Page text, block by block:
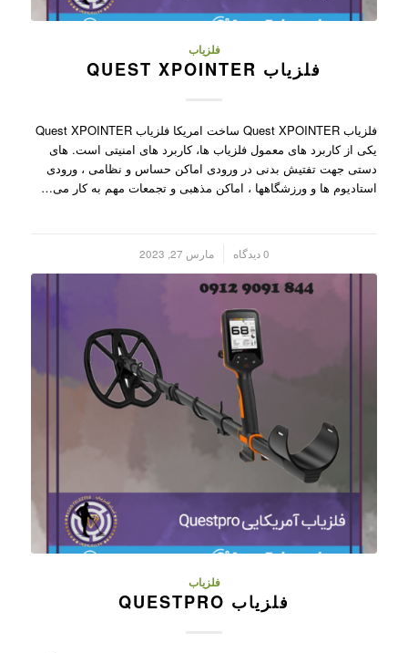
فلزیاب
فلزیاب QUEST XPOINTER
فلزیاب Quest XPOINTER ساخت امریکا فلزیاب Quest XPOINTER
یکی از کاربرد های معمول فلزیاب ها، کاربرد های امنیتی است. های
دستی جهت تفتیش بدنی در ورودی اماکن حساس و نظامی ، ورودی
استادیوم ها و ورزشگاهها ، اماکن مذهبی و تجمعات مهم به کار می…
0 دیدگاه مارس 27, 2023
فلزیاب
فلزیاب QUESTPRO